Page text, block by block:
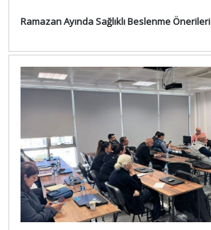
Ramazan Ayında Sağlıklı Beslenme Önerileri